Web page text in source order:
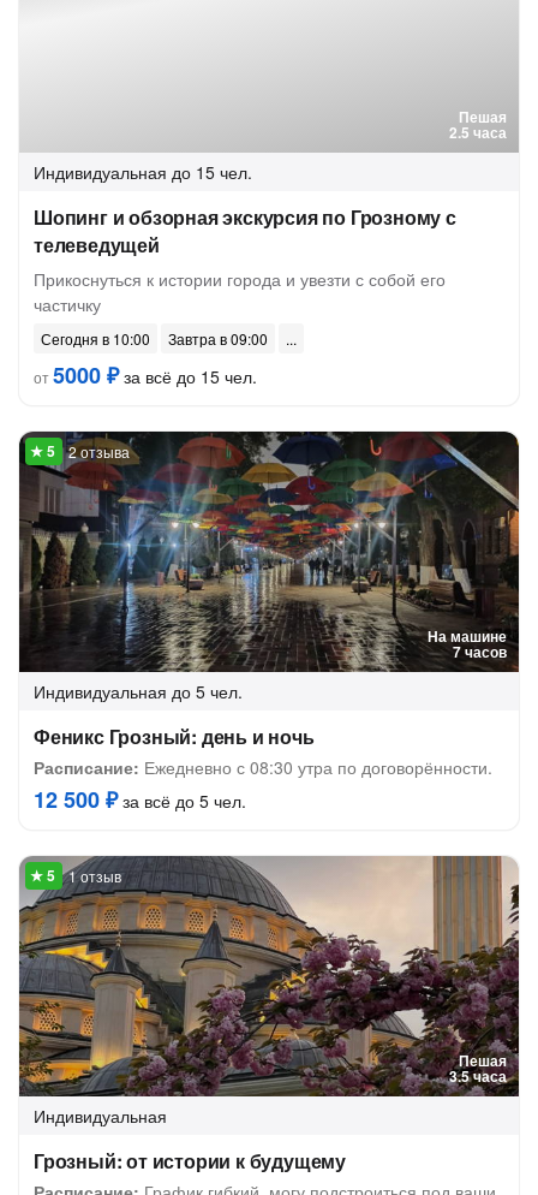
Пешая
2.5 часа
Индивидуальная до 15 чел.
Шопинг и обзорная экскурсия по Грозному с
телеведущей
Прикоснуться к истории города и увезти с собой его
частичку
Сегодня в 10:00
Завтра в 09:00
от5000 ₽за всё до 15 чел.
На машине
7 часов
2 отзыва
Индивидуальная до 5 чел.
Феникс Грозный: день и ночь
Расписание: Ежедневно с 08:30 утра по договорённости.
12 500 ₽за всё до 5 чел.
Пешая
3.5 часа
1 отзыв
Индивидуальная
Грозный: от истории к будущему